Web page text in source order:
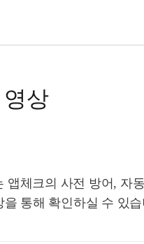
영상
앱체크의 사전 방어, 자
을 통해 확인하실 수 있